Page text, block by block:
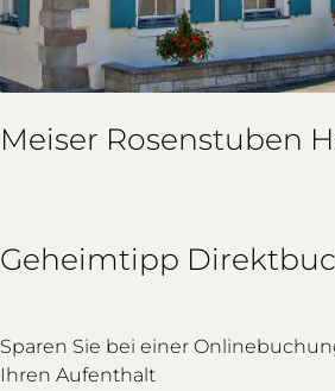
Meiser Rosenstuben
Geheimtipp
Sparen Sie bei einer
Ihren Aufenthalt